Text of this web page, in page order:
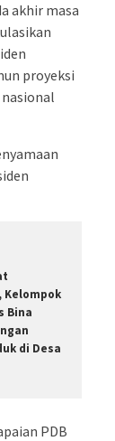
akhir masa
proyeksi
Kelompok
Bina
di Desa
PDB